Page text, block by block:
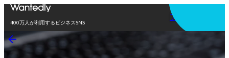
400万人が利用するビジネスSNS
アプリを使う